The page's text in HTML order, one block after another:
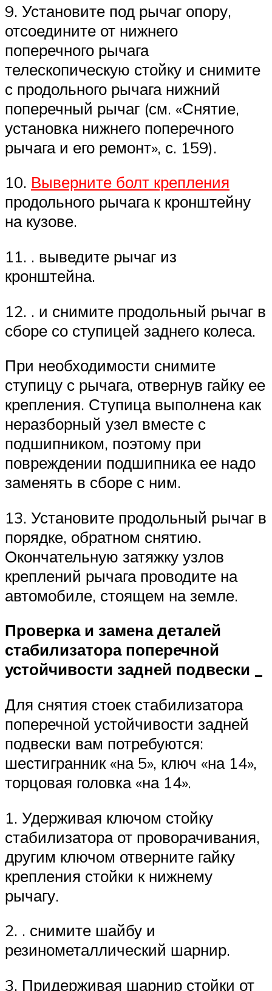
9. Установите под рычаг опору,
отсоедините от нижнего
поперечного рычага
телескопическую стойку и снимите
с продольного рычага нижний
поперечный рычаг (см. «Снятие,
установка нижнего поперечного
рычага и его ремонт», с. 159).
10. Выверните болт крепления
продольного рычага к кронштейну
на кузове.
11. . выведите рычаг из
кронштейна.
12. . и снимите продольный рычаг в
сборе со ступицей заднего колеса.
При необходимости снимите
ступицу с рычага, отвернув гайку ее
крепления. Ступица выполнена как
неразборный узел вместе с
подшипником, поэтому при
повреждении подшипника ее надо
заменять в сборе с ним.
13. Установите продольный рычаг в
порядке, обратном снятию.
Окончательную затяжку узлов
креплений рычага проводите на
автомобиле, стоящем на земле.
Проверка и замена деталей
стабилизатора поперечной
устойчивости задней подвески
Для снятия стоек стабилизатора
поперечной устойчивости задней
подвески вам потребуются:
шестигранник «на 5», ключ «на 14»,
торцовая головка «на 14».
1. Удерживая ключом стойку
стабилизатора от проворачивания,
другим ключом отверните гайку
крепления стойки к нижнему
рычагу.
2. . снимите шайбу и
резинометаллический шарнир.
3. Придерживая шарнир стойки от